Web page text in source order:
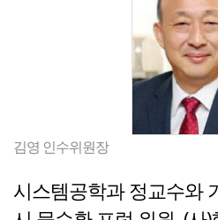
김영 인수위원장
시스템공학과 정교수와